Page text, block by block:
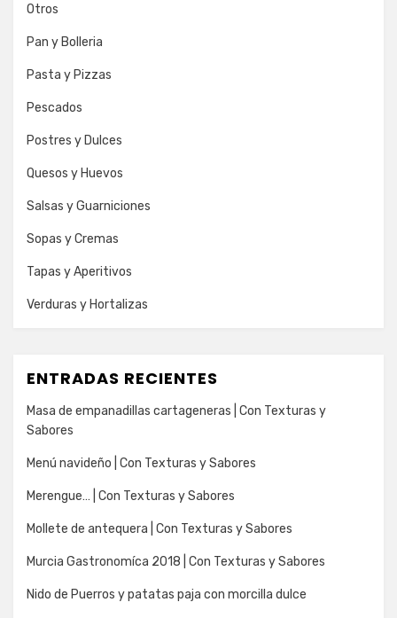
Otros
Pan y Bolleria
Pasta y Pizzas
Pescados
Postres y Dulces
Quesos y Huevos
Salsas y Guarniciones
Sopas y Cremas
Tapas y Aperitivos
Verduras y Hortalizas
ENTRADAS RECIENTES
Masa de empanadillas cartageneras | Con Texturas y
Sabores
Menú navideño | Con Texturas y Sabores
Merengue… | Con Texturas y Sabores
Mollete de antequera | Con Texturas y Sabores
Murcia Gastronomíca 2018 | Con Texturas y Sabores
Nido de Puerros y patatas paja con morcilla dulce